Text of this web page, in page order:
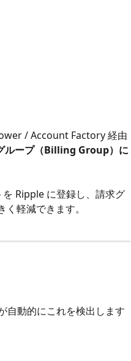
/ Account Factory 経由
ループ（Billing Group）に
Ripple に登録し、請求グ
軽減できます。
自動的にこれを検出します